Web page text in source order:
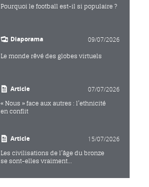
Pourquoi le football est-il si populaire ?
Diaporama 09/07/2026
Le monde rêvé des globes virtuels
Article 07/07/2026
« Nous » face aux autres : l’ethnicité
en conflit
Article 15/07/2026
Les civilisations de l’âge du bronze
se sont-elles vraiment...